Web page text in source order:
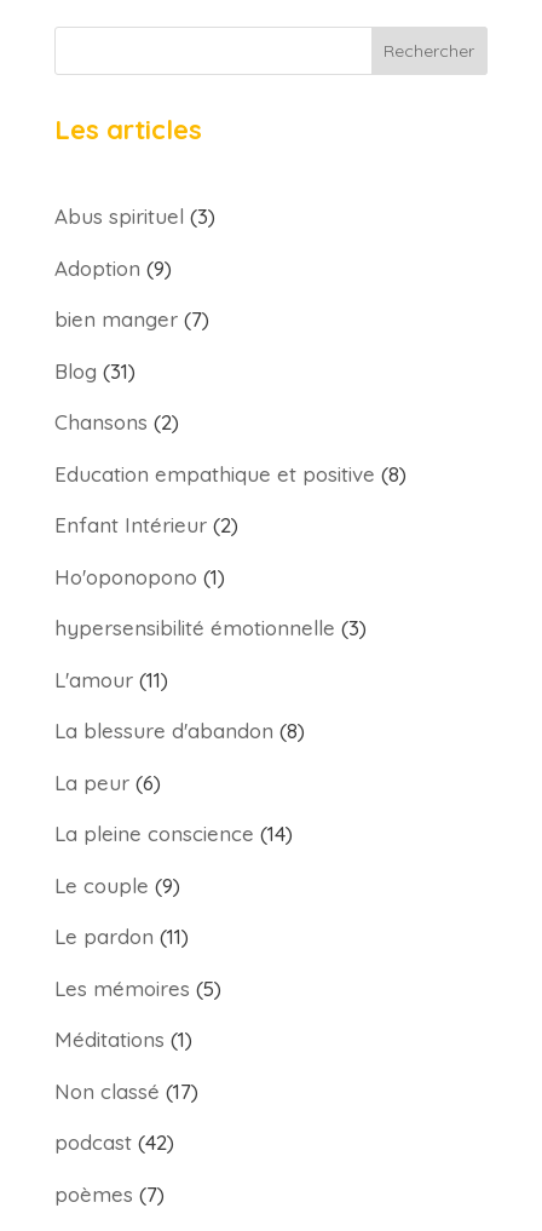
Rechercher
Les articles
Abus spirituel (3)
Adoption (9)
bien manger(7)
Blog (31)
Chansons (2)
Education empathique et positive (8)
Enfant Intérieur(2)
Ho'oponopono (1)
hypersensibilité émotionnelle (3)
L'amour(11)
La blessure d'abandon (8)
La peur(6)
La pleine conscience (14)
Le couple (9)
Le pardon (11)
Les mémoires (5)
Méditations (1)
Non classé (17)
podcast(42)
poèmes (7)